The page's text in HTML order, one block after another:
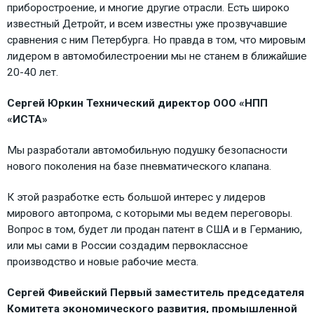
приборостроение, и многие другие отрасли. Есть широко
известный Детройт, и всем известны уже прозвучавшие
сравнения с ним Петербурга. Но правда в том, что мировым
лидером в автомобилестроении мы не станем в ближайшие
20-40 лет.
Сергей Юркин Технический директор ООО «НПП
«ИСТА»
Мы разработали автомобильную подушку безопасности
нового поколения на базе пневматического клапана.
К этой разработке есть большой интерес у лидеров
мирового автопрома, с которыми мы ведем переговоры.
Вопрос в том, будет ли продан патент в США и в Германию,
или мы сами в России создадим первоклассное
производство и новые рабочие места.
Сергей Фивейский Первый заместитель председателя
Комитета экономического развития, промышленной